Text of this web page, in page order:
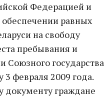
Федерацией и
обеспечении равных
на свободу
пребывания и
Союзного государства
3 февраля 2009 года.
документу граждане